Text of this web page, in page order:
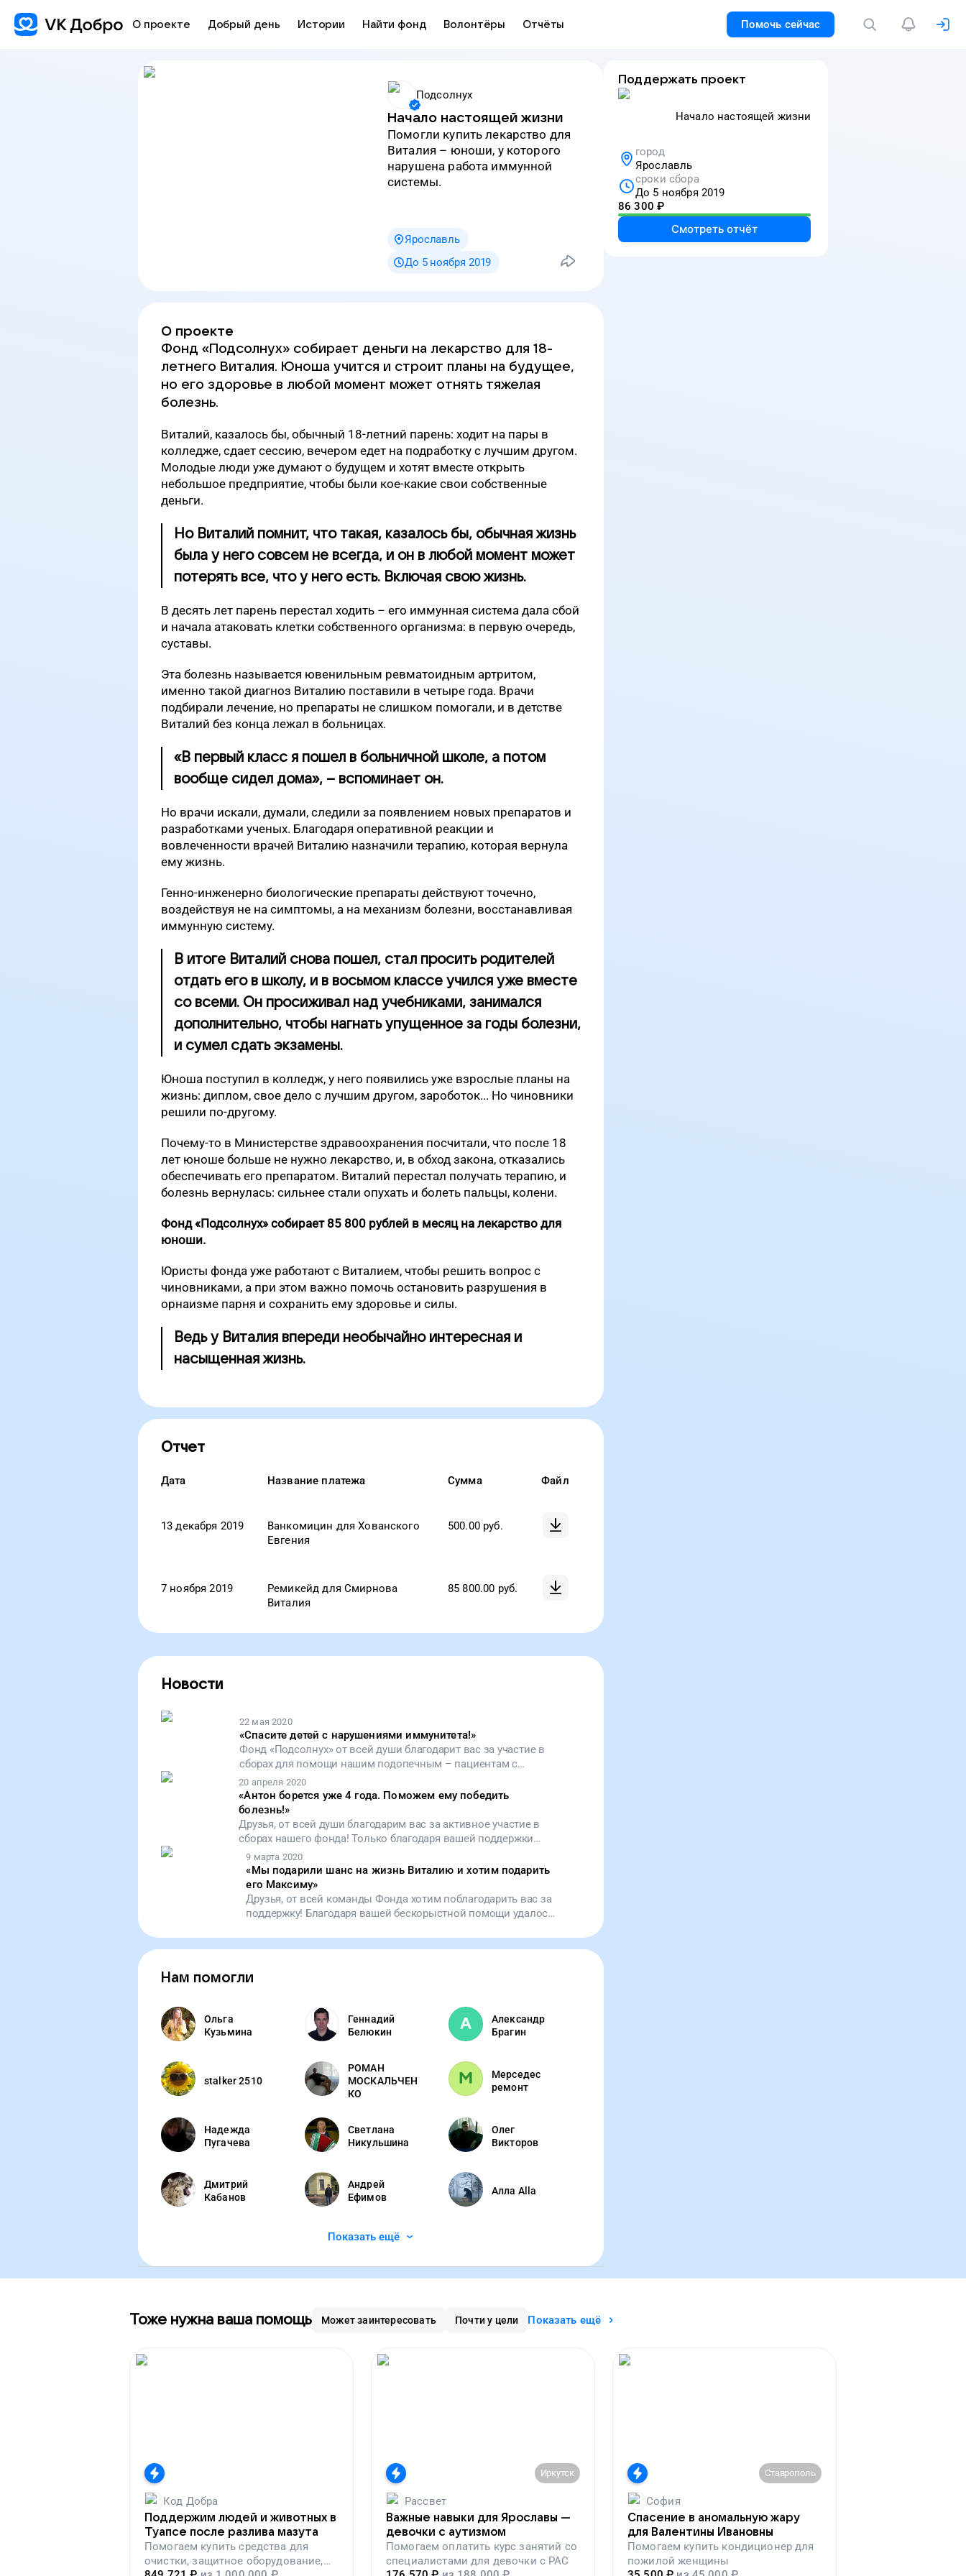
О проекте Добрый день Истории Найти фонд Волонтёры Отчёты Помочь сейчас
Подсолнух
Начало настоящей жизни
Помогли купить лекарство для
Виталия – юноши, у которого
нарушена работа иммунной
системы.
Ярославль
До 5 ноября 2019
О проекте
Фонд «Подсолнух» собирает деньги на лекарство для 18-
летнего Виталия. Юноша учится и строит планы на будущее,
но его здоровье в любой момент может отнять тяжелая
болезнь.
Виталий, казалось бы, обычный 18-летний парень: ходит на пары в
колледже, сдает сессию, вечером едет на подработку с лучшим другом.
Молодые люди уже думают о будущем и хотят вместе открыть
небольшое предприятие, чтобы были кое-какие свои собственные
деньги.
Но Виталий помнит, что такая, казалось бы, обычная жизнь
была у него совсем не всегда, и он в любой момент может
потерять все, что у него есть. Включая свою жизнь.
В десять лет парень перестал ходить – его иммунная система дала сбой
и начала атаковать клетки собственного организма: в первую очередь,
суставы.
Эта болезнь называется ювенильным ревматоидным артритом,
именно такой диагноз Виталию поставили в четыре года. Врачи
подбирали лечение, но препараты не слишком помогали, и в детстве
Виталий без конца лежал в больницах.
«В первый класс я пошел в больничной школе, а потом
вообще сидел дома», – вспоминает он.
Но врачи искали, думали, следили за появлением новых препаратов и
разработками ученых. Благодаря оперативной реакции и
вовлеченности врачей Виталию назначили терапию, которая вернула
ему жизнь.
Генно-инженерно биологические препараты действуют точечно,
воздействуя не на симптомы, а на механизм болезни, восстанавливая
иммунную систему.
В итоге Виталий снова пошел, стал просить родителей
отдать его в школу, и в восьмом классе учился уже вместе
со всеми. Он просиживал над учебниками, занимался
дополнительно, чтобы нагнать упущенное за годы болезни,
и сумел сдать экзамены.
Юноша поступил в колледж, у него появились уже взрослые планы на
жизнь: диплом, свое дело с лучшим другом, зароботок... Но чиновники
решили по-другому.
Почему-то в Министерстве здравоохранения посчитали, что после 18
лет юноше больше не нужно лекарство, и, в обход закона, отказались
обеспечивать его препаратом. Виталий перестал получать терапию, и
болезнь вернулась: сильнее стали опухать и болеть пальцы, колени.
Фонд «Подсолнух» собирает 85 800 рублей в месяц на лекарство для
юноши.
Юристы фонда уже работают с Виталием, чтобы решить вопрос с
чиновниками, а при этом важно помочь остановить разрушения в
орнаизме парня и сохранить ему здоровье и силы.
Ведь у Виталия впереди необычайно интересная и
насыщенная жизнь.
Отчет
Дата Название платежа Сумма Файл
13 декабря 2019
Ванкомицин для Хованского
Евгения
500.00 руб.
7 ноября 2019
Ремикейд для Смирнова
Виталия
85 800.00 руб.
Новости
22 мая 2020
«Спасите детей с нарушениями иммунитета!»
Фонд «Подсолнух» от всей души благодарит вас за участие в
сборах для помощи нашим подопечным – пациентам с
первичным иммунодефицитом (ПИД), которые прямо сейчас,
в период пандемии, оказались наиболее уязвимыми.
20 апреля 2020
«Антон борется уже 4 года. Поможем ему победить
болезнь!»
Друзья, от всей души благодарим вас за активное участие в
сборах нашего фонда! Только благодаря вашей поддержки
наши подопечные смогут продержаться в эти непростые
времена!Сейчас мы собираем средства для лечения молодого
мужчины с диагнозом первичный иммунодефицит.
9 марта 2020
«Мы подарили шанс на жизнь Виталию и хотим подарить
его Максиму»
Друзья, от всей команды Фонда хотим поблагодарить вас за
поддержку! Благодаря вашей бескорыстной помощи удалось
получил шанс на полноценное будущее!Сейчас мы собираем
Нам помогли
Ольга
Кузьмина
Геннадий
Белюкин
Александр
Брагин
stalker 2510
РОМАН
МОСКАЛЬЧЕН
КО
Мерседес
ремонт
Надежда
Пугачева
Светлана
Никульшина
Олег
Викторов
Дмитрий
Кабанов
Андрей
Ефимов
Алла Alla
Показать ещё
Поддержать проект
Начало настоящей жизни
город
Ярославль
сроки сбора
До 5 ноября 2019
86 300 ₽
Смотреть отчёт
Тоже нужна ваша помощь Может заинтересовать Почти у цели Показать ещё
Код Добра
Поддержим людей и животных в
Туапсе после разлива мазута
Помогаем купить средства для
очистки, защитное оборудование,
Иркутск
Рассвет
Важные навыки для Ярославы —
девочки с аутизмом
Помогаем оплатить курс занятий со
специалистами для девочки с РАС
Ставрополь
София
Спасение в аномальную жару
для Валентины Ивановны
Помогаем купить кондиционер для
пожилой женщины